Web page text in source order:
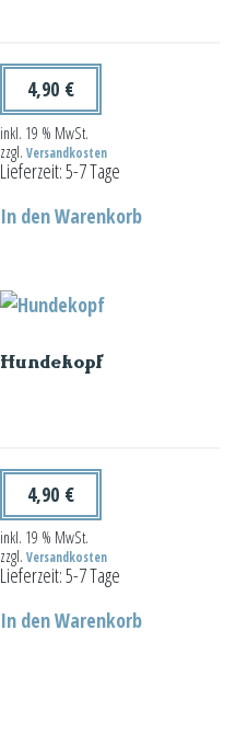
4,90 €
inkl. 19 % MwSt.
zzgl.Versandkosten
Lieferzeit:5-7 Tage
In den Warenkorb
Hundekopf
4,90 €
inkl. 19 % MwSt.
zzgl.Versandkosten
Lieferzeit:5-7 Tage
In den Warenkorb